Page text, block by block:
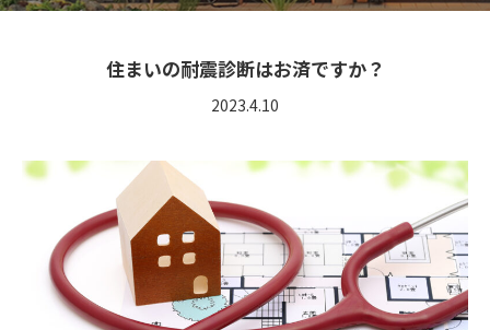
住まいの耐震診断はお済ですか？
2023.4.10